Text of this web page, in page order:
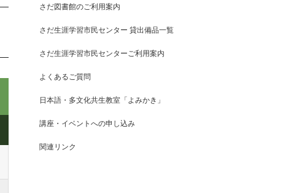
さだ図書館のご利用案内
さだ生涯学習市民センター 貸出備品一覧
さだ生涯学習市民センターご利用案内
よくあるご質問
日本語・多文化共生教室「よみかき」
講座・イベントへの申し込み
関連リンク